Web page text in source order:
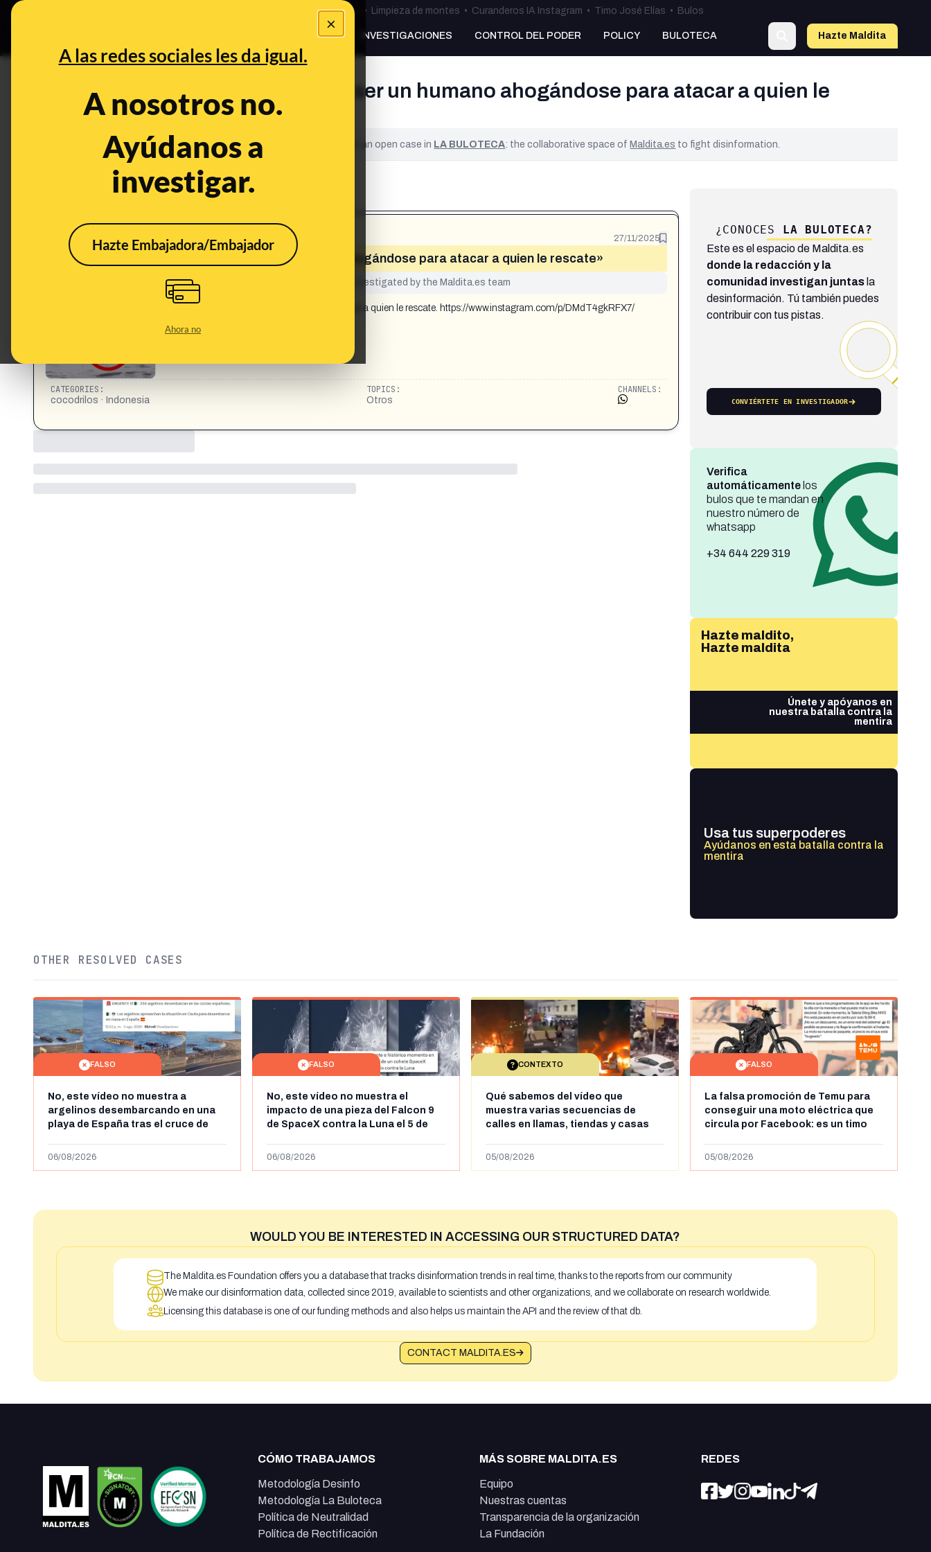
×
A las redes sociales les da igual.
A nosotros no.
Ayúdanos a
investigar.
Hazte Embajadora/Embajador
Ahora no
Bulos Ceuta • Limpieza de montes • Curanderos IA Instagram • Timo José Elías • Bulos
PREBUNKING INVESTIGACIONES CONTROL DEL PODER POLICY BULOTECA Hazte Maldita
¿Un cocodrilo en Indonesia finge ser un humano ahogándose para atacar a quien le
rescate?
This content has NOT yet been verified. It is an open case in LA BULOTECA: the collaborative space ofMaldita.es to fight disinformation.
What's being said: 27/11/2025
«Un cocodrilo en Indonesia finge ser un humano ahogándose para atacar a quien le rescate»
This content has not yet been investigated by the Maldita.es team
Un cocodrilo en Indonesia finge ser un humano ahogándose para atacar a quien le rescate. https://www.instagram.com/p/DMdT4gkRFX7/
CATEGORIES:
cocodrilos · Indonesia
TOPICS:
Otros
CHANNELS:
¿CONOCES LA BULOTECA?
Este es el espacio de Maldita.es
donde la redacción y la
comunidad investigan juntasla
desinformación. Tú también puedes
contribuir con tus pistas.
CONVIÉRTETE EN INVESTIGADOR
Verifica
automáticamentelos
bulos que te mandan en
nuestro número de
whatsapp
+34 644 229 319
Hazte maldito,
Hazte maldita
Únete y apóyanos en
nuestra batalla contra la
mentira
Usa tus superpoderes
Ayúdanos en esta batalla contra la
mentira
OTHER RESOLVED CASES
FALSO
No, este vídeo no muestra a
argelinos desembarcando en una
playa de España tras el cruce de
de julio de 2026: son imágenes de
06/08/2026
FALSO
No, este vídeo no muestra el
impacto de una pieza del Falcon 9
de SpaceX contra la Luna el 5 de
menos abril de 2026
06/08/2026
CONTEXTO
Qué sabemos del vídeo que
muestra varias secuencias de
calles en llamas, tiendas y casas
supuestamente en España tras la
05/08/2026
FALSO
La falsa promoción de Temu para
conseguir una moto eléctrica que
circula por Facebook: es un timo
05/08/2026
WOULD YOU BE INTERESTED IN ACCESSING OUR STRUCTURED DATA?
The Maldita.es Foundation offers you a database that tracks disinformation trends in real time, thanks to the reports from our community
We make our disinformation data, collected since 2019, available to scientists and other organizations, and we collaborate on research worldwide.
Licensing this database is one of our funding methods and also helps us maintain the API and the review of that db.
CONTACT MALDITA.ES
CÓMO TRABAJAMOS
Metodología Desinfo
Metodología La Buloteca
Política de Neutralidad
Política de Rectificación
MÁS SOBRE MALDITA.ES
Equipo
Nuestras cuentas
Transparencia de la organización
La Fundación
REDES